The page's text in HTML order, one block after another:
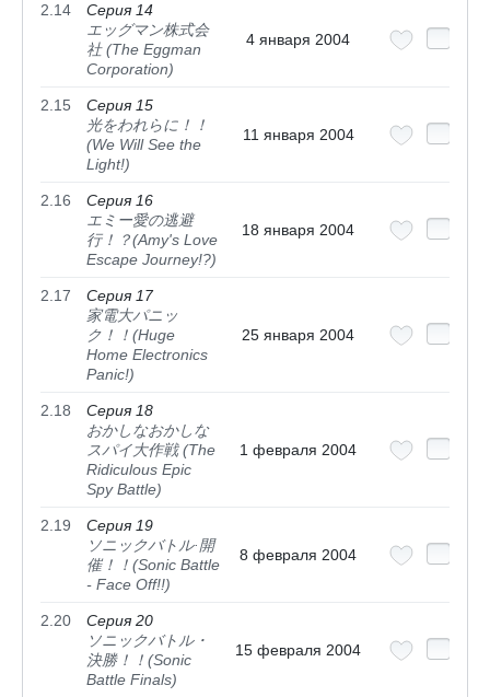
2.14
Серия 14
エッグマン株式会
社 (The Eggman
Corporation)
4 января 2004
2.15
Серия 15
光をわれらに！！
(We Will See the
Light!)
11 января 2004
2.16
Серия 16
エミー愛の逃避
行！？(Amy's Love
Escape Journey!?)
18 января 2004
2.17
Серия 17
家電大パニッ
ク！！(Huge
Home Electronics
Panic!)
25 января 2004
2.18
Серия 18
おかしなおかしな
スパイ大作戦 (The
Ridiculous Epic
Spy Battle)
1 февраля 2004
2.19
Серия 19
ソニックバトル·開
催！！(Sonic Battle
- Face Off!!)
8 февраля 2004
2.20
Серия 20
ソニックバトル・
決勝！！(Sonic
Battle Finals)
15 февраля 2004